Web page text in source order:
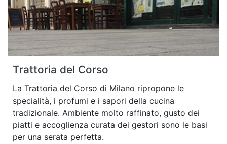
Trattoria del Corso
La Trattoria del Corso di Milano ripropone le
specialità, i profumi e i sapori della cucina
tradizionale. Ambiente molto raffinato, gusto dei
piatti e accoglienza curata dei gestori sono le basi
per una serata perfetta.